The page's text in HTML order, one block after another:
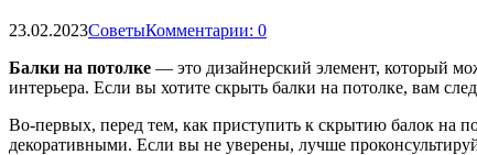
23.02.2023СоветыКомментарии: 0
Балки на потолке — это дизайнерский элемент, который
интерьера. Если вы хотите скрыть балки на потолке, вам
Во-первых, перед тем, как приступить к скрытию балок на
декоративными. Если вы не уверены, лучше